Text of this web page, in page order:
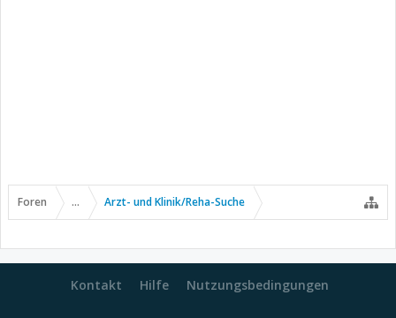
Foren ... Arzt- und Klinik/Reha-Suche
Kontakt Hilfe Nutzungsbedingungen